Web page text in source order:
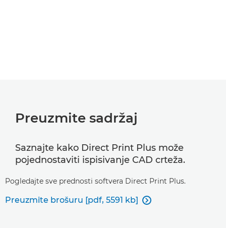
Preuzmite sadržaj
Saznajte kako Direct Print Plus može
pojednostaviti ispisivanje CAD crteža.
Pogledajte sve prednosti softvera Direct Print Plus.
Preuzmite brošuru [pdf, 5591 kb] 